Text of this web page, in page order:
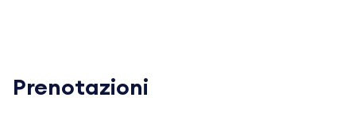
Prenotazioni